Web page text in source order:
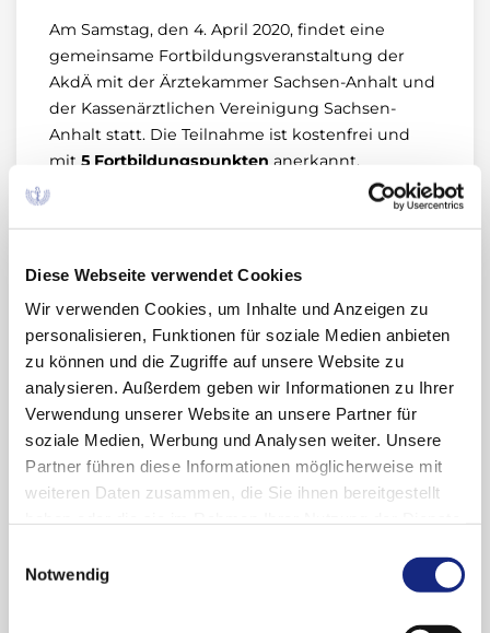
Diese Webseite verwendet Cookies
Wir verwenden Cookies, um Inhalte und Anzeigen zu
personalisieren, Funktionen für soziale Medien anbieten
zu können und die Zugriffe auf unsere Website zu
analysieren. Außerdem geben wir Informationen zu Ihrer
Verwendung unserer Website an unsere Partner für
soziale Medien, Werbung und Analysen weiter. Unsere
Partner führen diese Informationen möglicherweise mit
weiteren Daten zusammen, die Sie ihnen bereitgestellt
Cookies, wenn Sie unsere Webseite weiterhin
Notwendig
Am Samstag, den 4. April 2020, findet eine
gemeinsame Fortbildungsveranstaltung der
AkdÄ mit der Ärztekammer Sachsen-Anhalt und
der Kassenärztlichen Vereinigung Sachsen-
Anhalt statt. Die Teilnahme ist kostenfrei und
mit 5 Fortbildungspunkten anerkannt.
Medikationsfehlern aus dem
Spontanmeldesystem
Neue Arzneimittel 2019/2020 – eine kritische
Bewertung
Moderation:
Dr. med. Simone Heinemann-Meerz, Präsidentin
Vorstandsmitglied der Bundesärztekammer und
der AkdÄ